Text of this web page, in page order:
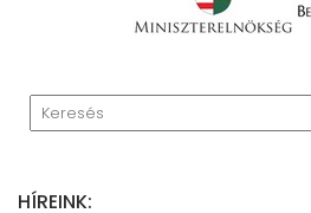
HÍREINK: